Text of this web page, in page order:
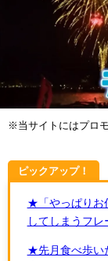
※当サイトにはプロ
ピックアップ！
★「やっぱりお
してしまうフ
★先月食べ歩い